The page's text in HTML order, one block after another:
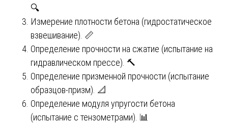
🔍
Измерение плотности бетона (гидростатическое
взвешивание). 📏
Определение прочности на сжатие (испытание на
гидравлическом прессе). 🔨
Определение призменной прочности (испытание
образцов-призм). 📐
Определение модуля упругости бетона
(испытание с тензометрами). 📊